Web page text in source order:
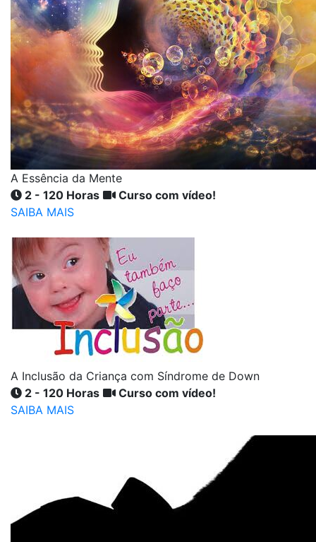
A Essência da Mente
2 - 120 Horas
Curso com vídeo!
SAIBA MAIS
A Inclusão da Criança com Síndrome de Down
2 - 120 Horas
Curso com vídeo!
SAIBA MAIS